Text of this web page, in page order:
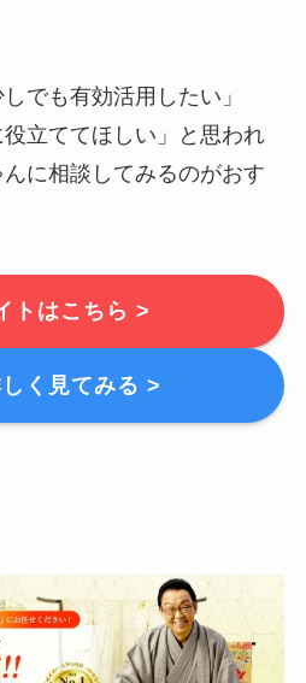
でも有効活用したい」
役立ててほしい」と思われ
に相談してみるのがおす
トはこちら >
く見てみる >